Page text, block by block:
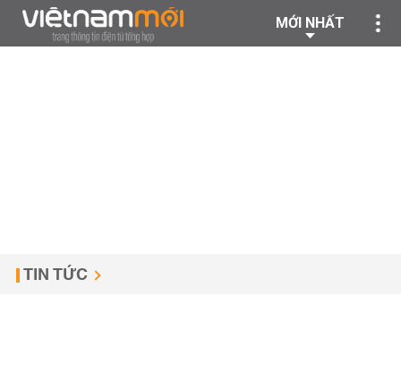
MỚI NHẤT
TIN TỨC